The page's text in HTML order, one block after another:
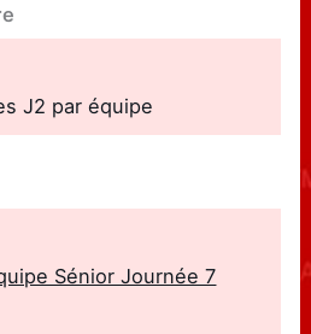
J2 par équipe
Sénior Journée 7